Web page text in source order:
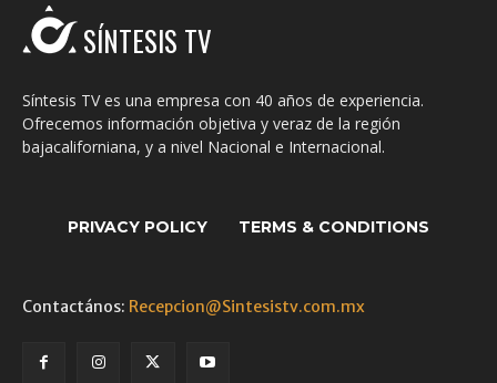
SÍNTESIS TV
Síntesis TV es una empresa con 40 años de experiencia.
Ofrecemos información objetiva y veraz de la región
bajacaliforniana, y a nivel Nacional e Internacional.
PRIVACY POLICY TERMS & CONDITIONS
Contactános: Recepcion@Sintesistv.com.mx